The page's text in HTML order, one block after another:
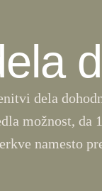
dela
možnost, da
namesto